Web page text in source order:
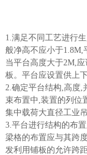
1.满足不同工艺进行
般净高不应小于1.8M,
当平台高度大于2M,
板。平台应设置供上下
2.确定平台结构,高度,
束布置中,装置的列位
集中载荷大直径工业吊
3.平台进行结构的布
梁格的布置应与其跨
发利用铺板的允许跨